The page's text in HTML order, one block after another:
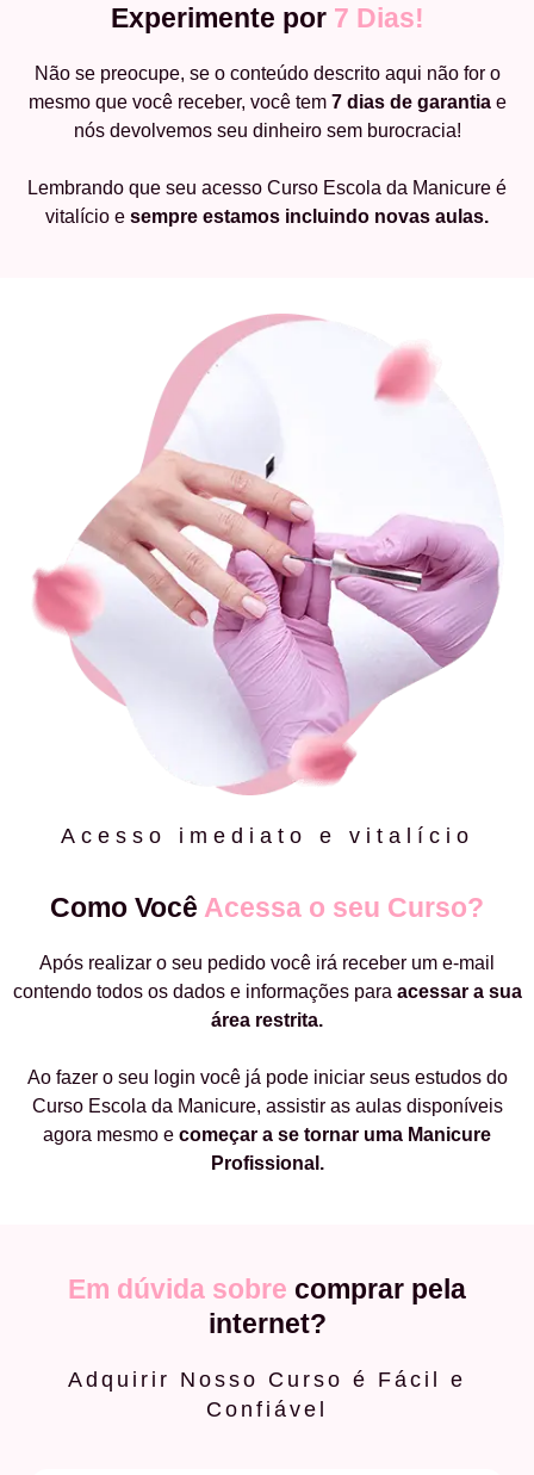
Experimente por 7 Dias!
Não se preocupe, se o conteúdo descrito aqui não for o
mesmo que você receber, você tem 7 dias de garantiae
nós devolvemos seu dinheiro sem burocracia!
Lembrando que seu acesso Curso Escola da Manicure é
vitalício e sempre estamos incluindo novas aulas.
Acesso imediato e vitalício
Como Você Acessa o seu Curso?
Após realizar o seu pedido você irá receber um e-mail
contendo todos os dados e informações para acessar a sua
área restrita.
Ao fazer o seu login você já pode iniciar seus estudos do
Curso Escola da Manicure, assistir as aulas disponíveis
agora mesmo e começar a se tornar uma Manicure
Profissional.
Em dúvida sobre comprar pela
internet?
Adquirir Nosso Curso é Fácil e
Confiável